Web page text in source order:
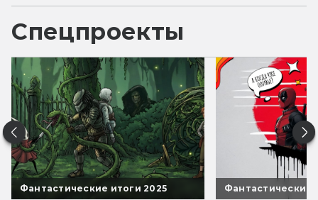
Спецпроекты
Фантастические итоги 2025 Фантастические